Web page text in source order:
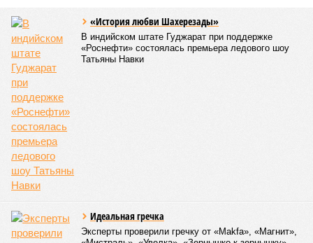
«История любви Шахерезады»
В индийском штате Гуджарат при поддержке
«Роснефти» состоялась премьера ледового шоу
Татьяны Навки
Идеальная гречка
Эксперты проверили гречку от «Makfa», «Магнит»,